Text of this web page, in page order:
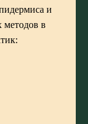
и
методов в